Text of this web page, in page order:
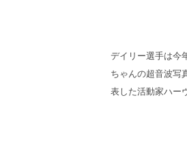
デイリー選手は今
ちゃんの超音波写
表した活動家ハー